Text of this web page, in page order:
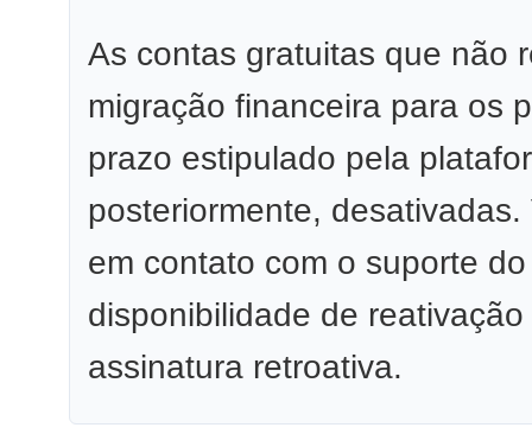
As contas gratuitas que não
migração financeira para os
prazo estipulado pela
posteriormente,
em contato com o suporte
disponibilidade de
assinatura retroativa.